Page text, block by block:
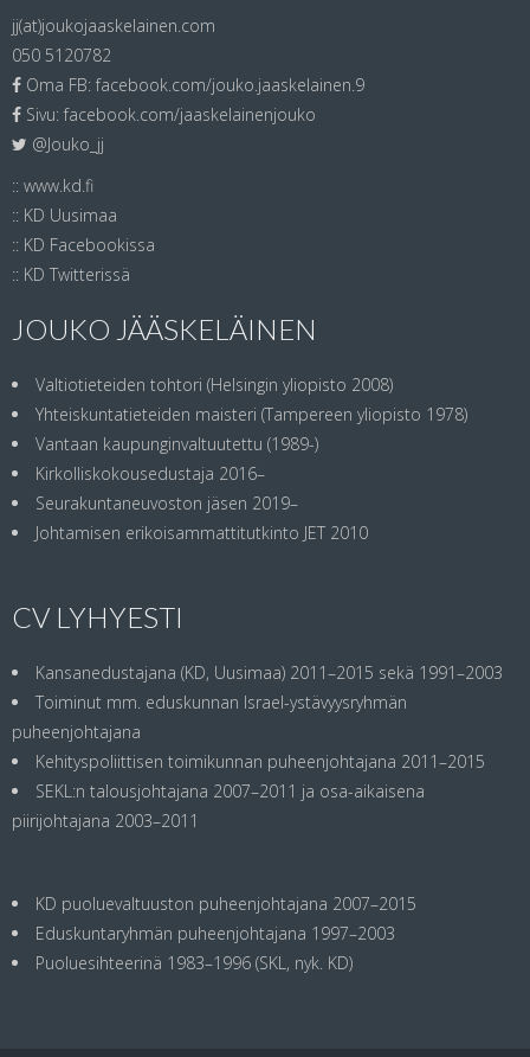
jj(at)joukojaaskelainen.com
050 5120782
Oma FB: facebook.com/jouko.jaaskelainen.9
Sivu: facebook.com/jaaskelainenjouko
@Jouko_jj
:: www.kd.fi
:: KD Uusimaa
:: KD Facebookissa
:: KD Twitterissä
JOUKO JÄÄSKELÄINEN
Valtiotieteiden tohtori (Helsingin yliopisto 2008)
Yhteiskuntatieteiden maisteri (Tampereen yliopisto 1978)
Vantaan kaupunginvaltuutettu (1989-)
Kirkolliskokousedustaja 2016–
Seurakuntaneuvoston jäsen 2019–
Johtamisen erikoisammattitutkinto JET 2010
CV LYHYESTI
Kansanedustajana (KD, Uusimaa) 2011–2015 sekä 1991–2003
Toiminut mm. eduskunnan Israel-ystävyysryhmän
puheenjohtajana
Kehityspoliittisen toimikunnan puheenjohtajana 2011–2015
SEKL:n talousjohtajana 2007–2011 ja osa-aikaisena
piirijohtajana 2003–2011
KD puoluevaltuuston puheenjohtajana 2007–2015
Eduskuntaryhmän puheenjohtajana 1997–2003
Puoluesihteerinä 1983–1996 (SKL, nyk. KD)